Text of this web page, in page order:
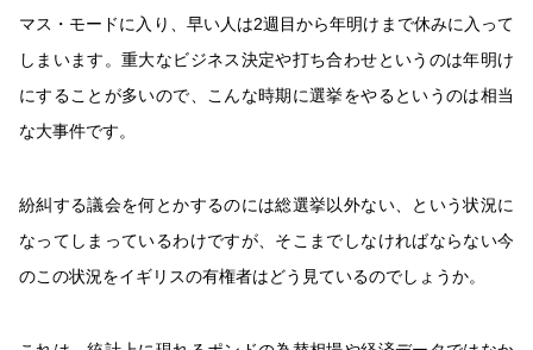
マス・モードに入り、早い人は2週目から年明けまで休みに入って
しまいます。重大なビジネス決定や打ち合わせというのは年明け
にすることが多いので、こんな時期に選挙をやるというのは相当
な大事件です。
紛糾する議会を何とかするのには総選挙以外ない、という状況に
なってしまっているわけですが、そこまでしなければならない今
のこの状況をイギリスの有権者はどう見ているのでしょうか。